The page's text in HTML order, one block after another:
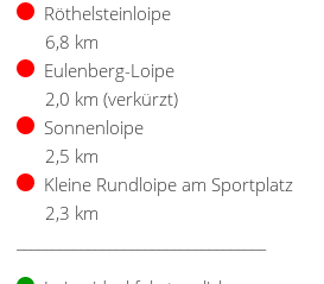
Röthelsteinloipe
6,8 km
Eulenberg-Loipe
2,0 km (verkürzt)
Sonnenloipe
2,5 km
Kleine Rundloipe am Sportplatz
2,3 km